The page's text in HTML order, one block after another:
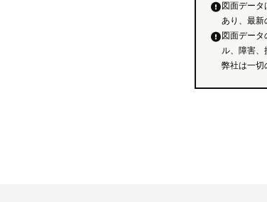
図面デー
あり、最新
図面デー
ル、障害
弊社は一切